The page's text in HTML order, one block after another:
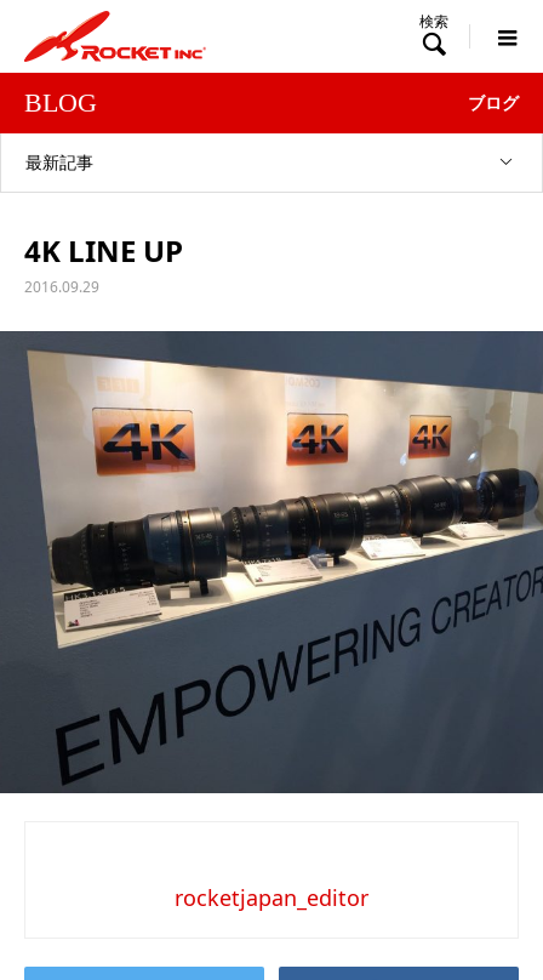

BLOG
ブログ
最新記事
4K LINE UP
2016.09.29
rocketjapan_editor